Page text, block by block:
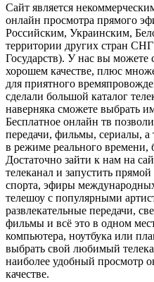
Сайт является
онлайн просмотра прямого
Российским, Украинским,
территории других стран
Государств). У нас вы можете
хорошем качестве, плюс
для приятного
сделали большой каталог
наверняка сможете выбрать
Бесплатное онлайн тв
передачи, фильмы, сериалы, а
в режиме реального времени,
Достаточно зайти к нам на
телеканал и запустить
спорта, эфиры
телешоу с популярными
развлекательные передачи,
фильмы и всё это в одном
компьютера, ноутбука или
выбрать свой любимый
наиболее удобный просмотр
качестве.